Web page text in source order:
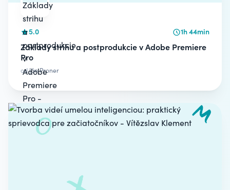
5.0 1h 44min
Základy strihu a postprodukcie v Adobe Premiere
Pro
odJán Proner